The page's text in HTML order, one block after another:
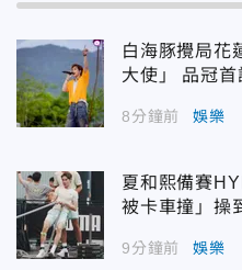
白海豚攪局花
大使」
8分鐘前 娛樂
夏和熙備賽
被卡車撞」操
9分鐘前 娛樂